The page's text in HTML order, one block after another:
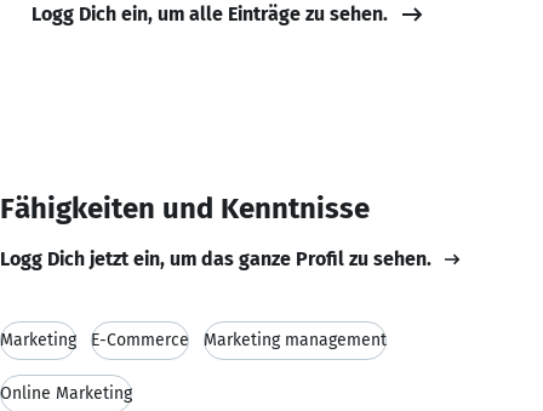
Logg Dich ein, um alle Einträge zu sehen.
Fähigkeiten und Kenntnisse
Logg Dich jetzt ein, um das ganze Profil zu sehen.
Marketing E-Commerce Marketing management
Online Marketing